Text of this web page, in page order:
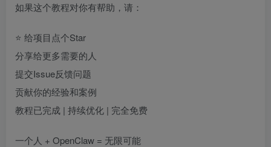
如果这个教程对你有帮助，请：
⭐ 给项目点个Star
分享给更多需要的人
提交Issue反馈问题
贡献你的经验和案例
教程已完成 | 持续优化 | 完全免费
一个人 + OpenClaw = 无限可能